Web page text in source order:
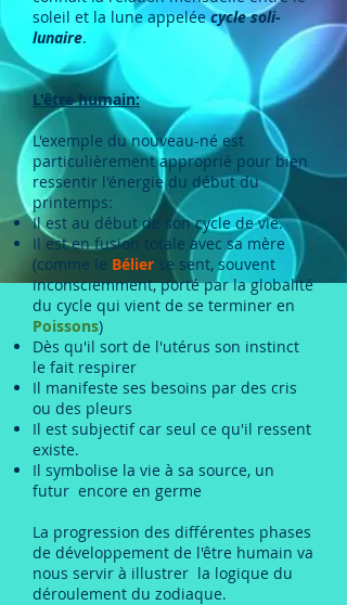
soleil et la lune appeléecycle soli-
lunaire.
L'être humain:
L'exemple du nouveau-né est
particulièrement approprié pour bien
ressentir l'énergie du début du
printemps:
Il est au début de son cycle de vie.
Il est en fusion totale avec sa mère
(comme le Bélier se sent, souvent
inconsciemment, porté par la globalité
du cycle qui vient de se terminer en
Poissons)
Dès qu'il sort de l'utérus son instinct
le fait respirer
Il manifeste ses besoins par des cris
ou des pleurs
Il est subjectif car seul ce qu'il ressent
existe.
Il symbolise la vie à sa source, un
futur encore en germe
La progression des différentes phases
de développement de l'être humain va
nous servir à illustrer la logique du
déroulement du zodiaque.